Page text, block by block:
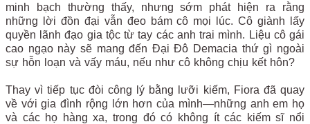
minh bạch thường thấy, nhưng sớm phát hiện ra rằng
những lời đồn đại vẫn đeo bám cô mọi lúc. Cô giành lấy
quyền lãnh đạo gia tộc từ tay các anh trai mình. Liệu cô gái
cao ngạo này sẽ mang đến Đại Đô Demacia thứ gì ngoài
sự hỗn loạn và vấy máu, nếu như cô không chịu kết hôn?
Thay vì tiếp tục đòi công lý bằng lưỡi kiếm, Fiora đã quay
về với gia đình rộng lớn hơn của mình—những anh em họ
và các họ hàng xa, trong đó có không ít các kiếm sĩ nổi